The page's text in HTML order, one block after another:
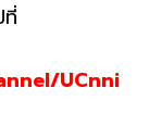
UCnni